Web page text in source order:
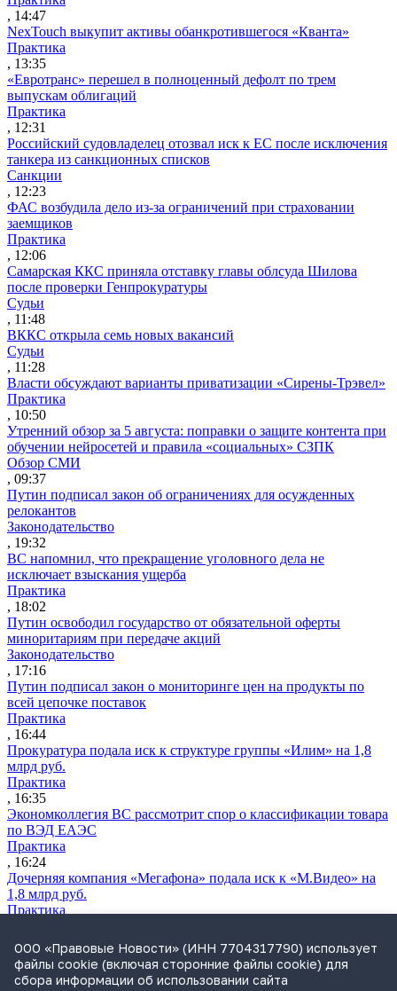
, 14:47
NexTouch выкупит активы обанкротившегося «Кванта»
Практика
, 13:35
«Евротранс» перешел в полноценный дефолт по трем
выпускам облигаций
Практика
, 12:31
Российский судовладелец отозвал иск к ЕС после исключения
танкера из санкционных списков
Санкции
, 12:23
ФАС возбудила дело из-за ограничений при страховании
заемщиков
Практика
, 12:06
Самарская ККС приняла отставку главы облсуда Шилова
после проверки Генпрокуратуры
Судьи
, 11:48
ВККС открыла семь новых вакансий
Судьи
, 11:28
Власти обсуждают варианты приватизации «Сирены-Трэвел»
Практика
, 10:50
Утренний обзор за 5 августа: поправки о защите контента при
обучении нейросетей и правила «социальных» СЗПК
Обзор СМИ
, 09:37
Путин подписал закон об ограничениях для осужденных
релокантов
Законодательство
, 19:32
ВС напомнил, что прекращение уголовного дела не
исключает взыскания ущерба
Практика
, 18:02
Путин освободил государство от обязательной оферты
миноритариям при передаче акций
Законодательство
, 17:16
Путин подписал закон о мониторинге цен на продукты по
всей цепочке поставок
Практика
, 16:44
Прокуратура подала иск к структуре группы «Илим» на 1,8
млрд руб.
Практика
, 16:35
Экономколлегия ВС рассмотрит спор о классификации товара
по ВЭД ЕАЭС
Практика
, 16:24
Дочерняя компания «Мегафона» подала иск к «М.Видео» на
1,8 млрд руб.
Практика
СИП проверит отмену патента на систему управления
устройствами после возражений «Яндекса»
Практика
ООО «Правовые Новости» (ИНН 7704317790) использует
файлы cookie (включая сторонние файлы cookie) для
сбора информации об использовании сайта